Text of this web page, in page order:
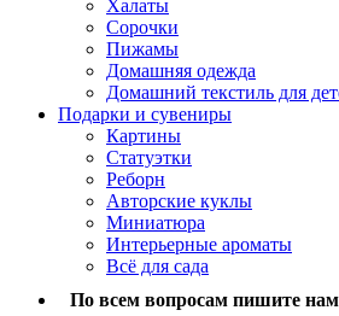
Халаты
Сорочки
Пижамы
Домашняя одежда
Домашний текстиль для
Подарки и сувениры
Картины
Статуэтки
Реборн
Авторские куклы
Миниатюра
Интерьерные ароматы
Всё для сада
По всем вопросам пишите